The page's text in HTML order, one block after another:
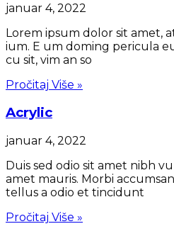
januar 4, 2022
Lorem ipsum dolor sit amet,
ium. E um doming pericula
cu sit, vim an so
Pročitaj Više »
Acrylic
januar 4, 2022
Duis sed odio sit amet nibh
amet mauris. Morbi
tellus a odio et tincidunt
Pročitaj Više »